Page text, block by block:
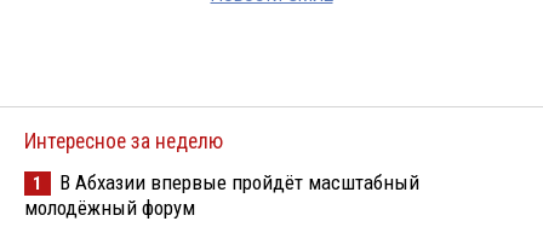
Интересное за неделю
1
В Абхазии впервые пройдёт масштабный
молодёжный форум